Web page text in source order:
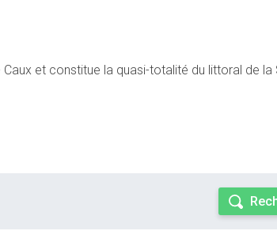
et constitue la quasi-totalité du littoral de la